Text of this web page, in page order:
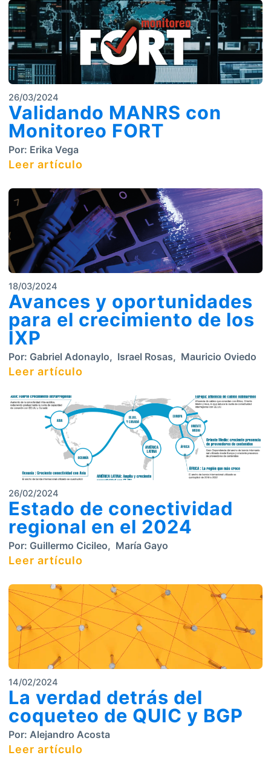
26/03/2024
Validando MANRS con
Monitoreo FORT
Por: Erika Vega
Leer artículo
18/03/2024
Avances y oportunidades
para el crecimiento de los
IXP
Por: Gabriel Adonaylo, Israel Rosas, Mauricio Oviedo
Leer artículo
26/02/2024
Estado de conectividad
regional en el 2024
Por: Guillermo Cicileo, María Gayo
Leer artículo
14/02/2024
La verdad detrás del
coqueteo de QUIC y BGP
Por: Alejandro Acosta
Leer artículo